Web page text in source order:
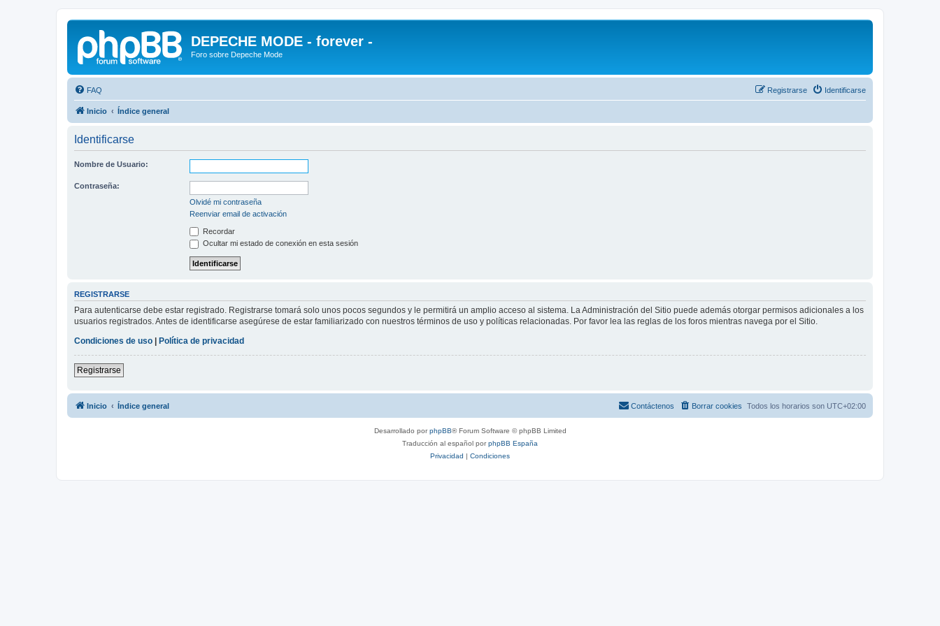
DEPECHE MODE - forever -
Foro sobre Depeche Mode
FAQ Identificarse
Registrarse
Inicio Índice general
Identificarse
Nombre de Usuario:
Contraseña:
Olvidé mi contraseña
Reenviar email de activación
Recordar
Ocultar mi estado de conexión en esta sesión
REGISTRARSE
Para autenticarse debe estar registrado. Registrarse tomará solo unos pocos segundos y le permitirá un amplio acceso al sistema. La Administración del Sitio puede además otorgar permisos adicionales a los
usuarios registrados. Antes de identificarse asegúrese de estar familiarizado con nuestros términos de uso y políticas relacionadas. Por favor lea las reglas de los foros mientras navega por el Sitio.
Condiciones de uso
Política de privacidad
Registrarse
Inicio Índice general Todos los horarios son UTC+02:00
Borrar cookies
Contáctenos
Desarrollado porphpBB® Forum Software © phpBB Limited
Traducción al español porphpBB España
Privacidad | Condiciones